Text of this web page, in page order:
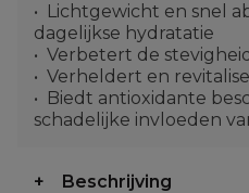
Lichtgewicht en snel
dagelijkse hydratatie
Verbetert de
Verheldert en
Biedt antioxidante
schadelijke invloeden
Beschrijving